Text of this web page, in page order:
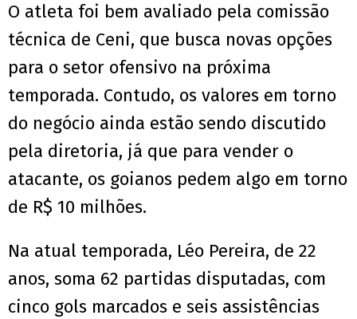
O atleta foi bem avaliado pela comissão
técnica de Ceni, que busca novas opções
para o setor ofensivo na próxima
temporada. Contudo, os valores em torno
do negócio ainda estão sendo discutido
pela diretoria, já que para vender o
atacante, os goianos pedem algo em torno
de R$ 10 milhões.
Na atual temporada, Léo Pereira, de 22
anos, soma 62 partidas disputadas, com
cinco gols marcados e seis assistências